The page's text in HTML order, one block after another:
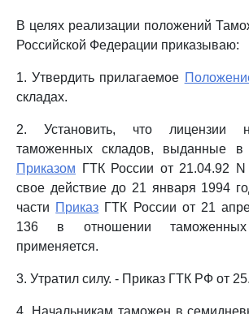
В целях реализации положений
Российской Федерации приказываю:
1. Утвердить прилагаемое
складах.
2. Установить, что лицензии
таможенных складов, выданные в
Приказом ГТК России от 21.04.92
свое действие до 21 января 1994
части Приказ ГТК России от 21
136 в отношении
применяется.
3. Утратил силу. - Приказ ГТК РФ от
4. Начальникам таможен в